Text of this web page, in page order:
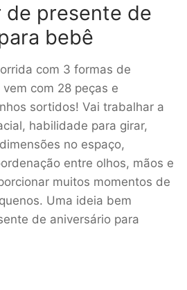
de presente de
bebê
com 3 formas de
com 28 peças e
sortidos! Vai trabalhar a
habilidade para girar,
no espaço,
entre olhos, mãos e
muitos momentos de
Uma ideia bem
de aniversário para